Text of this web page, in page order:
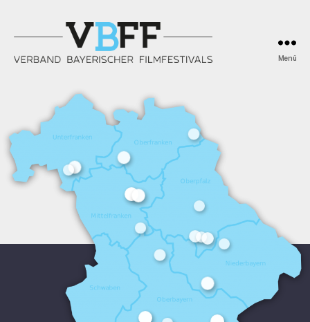
Filmfestivals
Menü